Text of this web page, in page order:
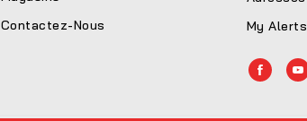
Contactez-Nous
My Alerts